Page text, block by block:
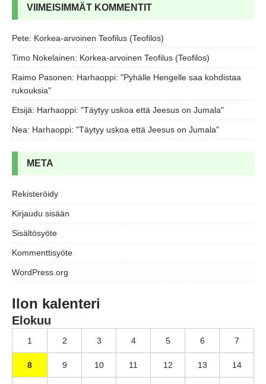
VIIMEISIMMÄT KOMMENTIT
Pete: Korkea-arvoinen Teofilus (Teofilos)
Timo Nokelainen: Korkea-arvoinen Teofilus (Teofilos)
Raimo Pasonen: Harhaoppi: "Pyhälle Hengelle saa kohdistaa
rukouksia"
Etsijä: Harhaoppi: "Täytyy uskoa että Jeesus on Jumala"
Nea: Harhaoppi: "Täytyy uskoa että Jeesus on Jumala"
META
Rekisteröidy
Kirjaudu sisään
Sisältösyöte
Kommenttisyöte
WordPress.org
Ilon kalenteri
Elokuu
1 2 3 4 5 6 7
8 9 10 11 12 13 14